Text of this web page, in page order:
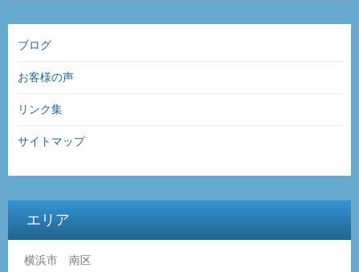
ブログ
お客様の声
リンク集
サイトマップ
エリア
横浜市 南区